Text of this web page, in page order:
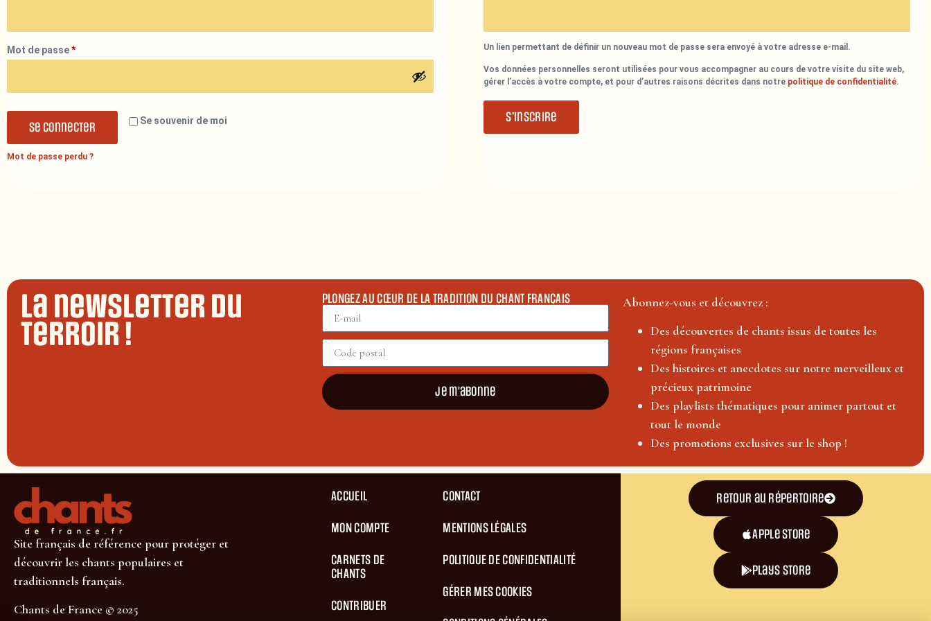
Mot de passe*
Se souvenir de moi
Se connecter
Mot de passe perdu ?
Un lien permettant de définir un nouveau mot de passe sera envoyé à votre adresse e-mail.
Vos données personnelles seront utilisées pour vous accompagner au cours de votre visite du site web,
gérer l’accès à votre compte, et pour d’autres raisons décrites dans notre politique de confidentialité.
S’inscrire
La newsletter du
terroir !
PLONGEZ AU CŒUR DE LA TRADITION DU CHANT FRANÇAIS
Je m'abonne
Abonnez-vous et découvrez :
Des découvertes de chants issus de toutes les
régions françaises
Des histoires et anecdotes sur notre merveilleux et
précieux patrimoine
Des playlists thématiques pour animer partout et
tout le monde
Des promotions exclusives sur le shop !
Site français de référence pour protéger et
découvrir les chants populaires et
traditionnels français.
Chants de France © 2025
ACCUEIL
MON COMPTE
CARNETS DE
CHANTS
CONTRIBUER
CONTACT
MENTIONS LÉGALES
POLITIQUE DE CONFIDENTIALITÉ
GÉRER MES COOKIES
Retour au répertoire
Apple Store
plays store